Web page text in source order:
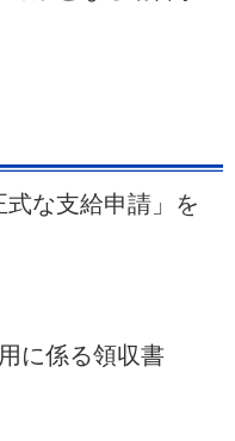
な支給申請」を
に係る領収書